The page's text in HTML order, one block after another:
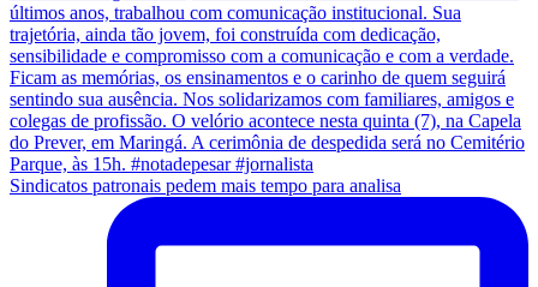
Sindicatos patronais pedem mais tempo para analisa